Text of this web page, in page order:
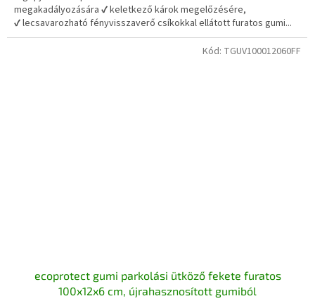
4,7
csillag.
megakadályozására ✔ keletkező károk megelőzésére,
✔ lecsavarozható fényvisszaverő csíkokkal ellátott furatos gumi...
ecoprotect gumi parkolási ütköző fekete furatos
100x12x6 cm, újrahasznosított gumiból
Kód: TGUV100012060FF